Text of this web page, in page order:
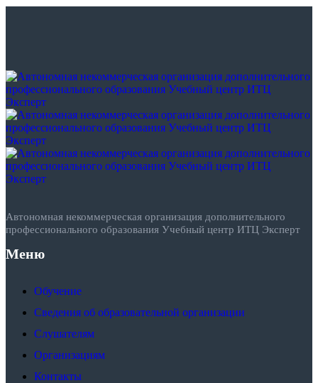
Автономная некоммерческая организация дополнительного
профессионального образования Учебный центр ИТЦ Эксперт
Меню
Обучение
Сведения об образовательной организации
Слушателям
Организациям
Контакты